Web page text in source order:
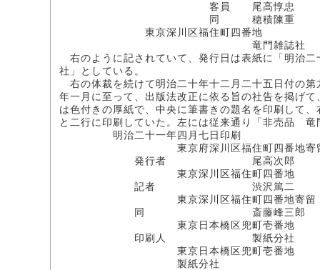
客員 尾高惇忠
同 穂積陳重
東京深川区福住町四番地
竜門雑誌社
右のように記されていて、発行日は表紙に「明治
社」としている。
右の体裁を続けて明治二十年十二月二十五日付の
年一月に至って、出版法改正に依る旨の社告を掲げ
は色付きの厚紙で、中央に筆書きの題名を印刷して
と二行に印刷していた。左には従来通り「非売品
明治二十一年四月七日印刷
東京府深川区福住町四番地寄
発行者 尾高次郎
東京深川区福住町四番地
記者 渋沢篤二
東京深川区福住町四番地寄留
同 斎藤峰三郎
東京日本橋区兜町壱番地
印刷人 製紙分社
東京日本橋区兜町壱番地
製紙分社